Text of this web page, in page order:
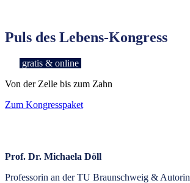
Puls des Lebens-Kongress
gratis & online
Von der Zelle bis zum Zahn
Zum Kongresspaket
Prof. Dr. Michaela Döll
Professorin an der TU Braunschweig & Autorin